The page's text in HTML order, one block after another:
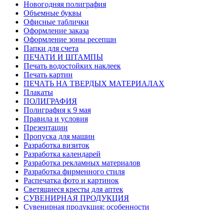
Новогодняя полиграфия
Объемные буквы
Офисные таблички
Оформление заказа
Оформление зоны ресепшн
Папки для счета
ПЕЧАТИ И ШТАМПЫ
Печать водостойких наклеек
Печать картин
ПЕЧАТЬ НА ТВЕРДЫХ МАТЕРИАЛАХ
Плакаты
ПОЛИГРАФИЯ
Полиграфия к 9 мая
Правила и условия
Презентации
Пропуска для машин
Разработка визиток
Разработка календарей
Разработка рекламных материалов
Разработка фирменного стиля
Распечатка фото и картинок
Светящиеся кресты для аптек
СУВЕНИРНАЯ ПРОДУКЦИЯ
Сувенирная продукция: особенности